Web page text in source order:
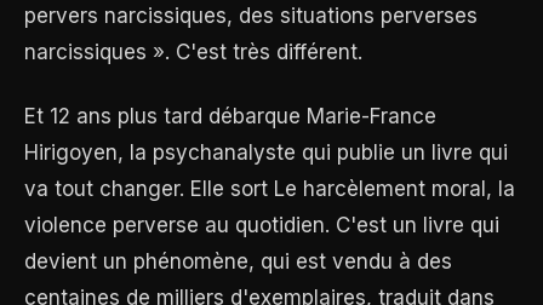
pervers narcissiques, des situations perverses
narcissiques ». C'est très différent.
Et 12 ans plus tard débarque Marie-France
Hirigoyen, la psychanalyste qui publie un livre qui
va tout changer. Elle sort Le harcèlement moral, la
violence perverse au quotidien. C'est un livre qui
devient un phénomène, qui est vendu à des
centaines de milliers d'exemplaires, traduit dans